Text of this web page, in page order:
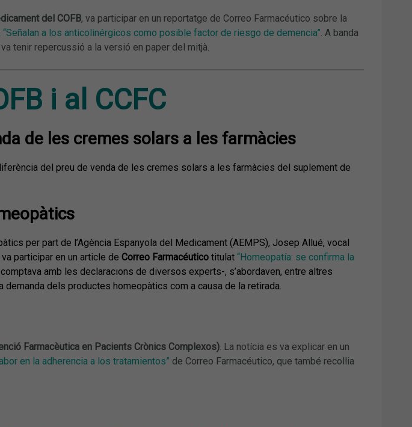
del COFB, va participar en un reportatge de Correo Farmacéutico sobre la
“Señalan a los anticolinérgicos como posible factor de riesgo de demencia”. A banda
tenir repercussió a la versió en paper del mitjà.
i al CCFC
de les cremes solars a les farmàcies
del preu de venda de les cremes solars a les farmàcies del suplement de
per part de l’Agència Espanyola del Medicament (AEMPS), Josep Allué, vocal
participar en un article de Correo Farmacéuticotitulat “Homeopatía: se confirma la
amb les declaracions de diversos experts-, s’abordaven, entre altres
dels productes homeopàtics com a causa de la retirada.
Farmacèutica en Pacients Crònics Complexos). La notícia es va explicar en un
en la adherencia a los tratamientos” de Correo Farmacéutico, que també recollia